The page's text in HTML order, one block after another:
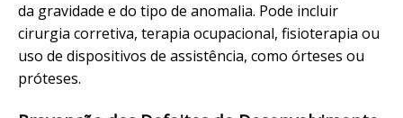
da gravidade e do tipo de anomalia. Pode incluir
cirurgia corretiva, terapia ocupacional, fisioterapia ou
uso de dispositivos de assistência, como órteses ou
próteses.